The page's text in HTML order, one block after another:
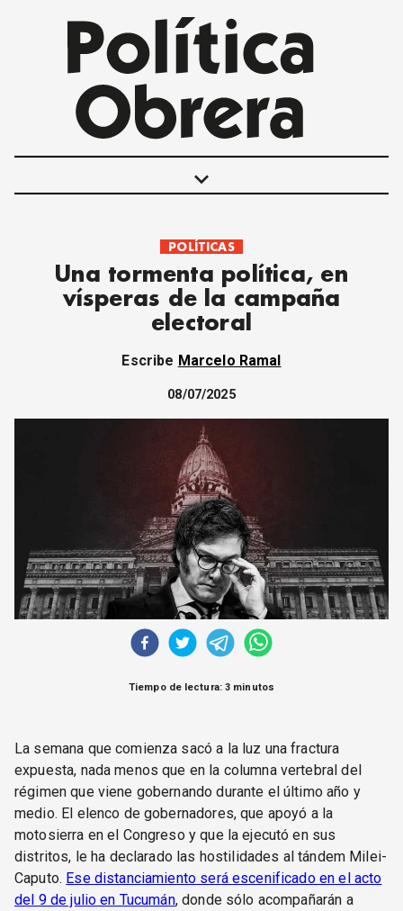
keyboard_arrow_down
POLÍTICAS
INTERNACIONALES
MOVIMIENTO OBRERO
MUJER
SOCIEDAD Y CULTURA
JUVENTUD
CORREO DE LECTORES
DEBATE
ARCHIVO
DECLARACIONES
OPINIÓN
ALTAMIRA RESPONDE
Política Obrera Revista
CONTACTO
POLÍTICAS
Una tormenta política, en
vísperas de la campaña
electoral
Escribe Marcelo Ramal
08/07/2025
Tiempo de lectura: 3 minutos
La semana que comienza sacó a la luz una fractura
expuesta, nada menos que en la columna vertebral del
régimen que viene gobernando durante el último año y
medio. El elenco de gobernadores, que apoyó a la
motosierra en el Congreso y que la ejecutó en sus
distritos, le ha declarado las hostilidades al tándem Milei-
Caputo. Ese distanciamiento será escenificado en el acto
del 9 de julio en Tucumán, donde sólo acompañarán a